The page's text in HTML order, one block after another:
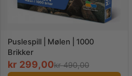
Puslespill | Mølen | 1000
Brikker
kr 299,00kr490,00